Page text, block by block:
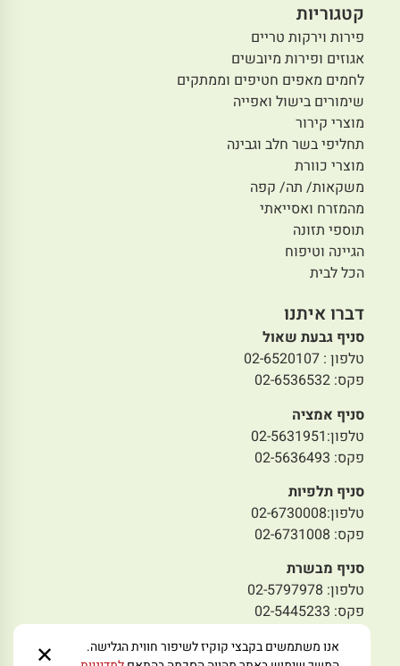
קטגוריות
פירות וירקות טריים
אגוזים ופירות מיובשים
לחמים מאפים חטיפים וממתקים
שימורים בישול ואפייה
מוצרי קירור
תחליפי בשר חלב וגבינה
מוצרי כוורת
משקאות/ תה/ קפה
מהמזרח ואסייאתי
תוספי תזונה
הגיינה וטיפוח
הכל לבית
דברו איתנו
סניף גבעת שאול
טלפון : 02-6520107
פקס: 02-6536532
סניף אמציה
טלפון:02-5631951
פקס: 02-5636493
סניף תלפיות
טלפון:02-6730008
פקס: 02-6731008
סניף מבשרת
טלפון: 02-5797978
פקס: 02-5445233
מייל לפניות:zmoraorg@gmail.com
אנו משתמשים בקבצי קוקיז לשיפור חווית הגלישה.
✕